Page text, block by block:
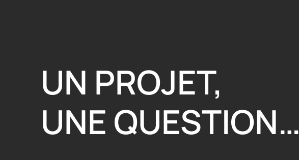
UN PROJET,
UNE QUESTION…